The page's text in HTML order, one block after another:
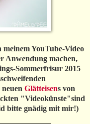
YouTube-Video
Anwendung machen,
Sommerfrisur 2015
Glätteisens von
"Videokünste"sind
bitte gnädig mit mir!)